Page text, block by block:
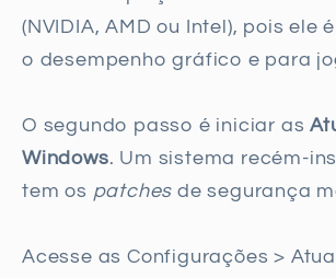
(NVIDIA, AMD ou Intel), pois ele
o desempenho gráfico e para
O segundo passo é iniciar as
Windows. Um sistema recém-
tem os patches de segurança
Acesse as Configurações >